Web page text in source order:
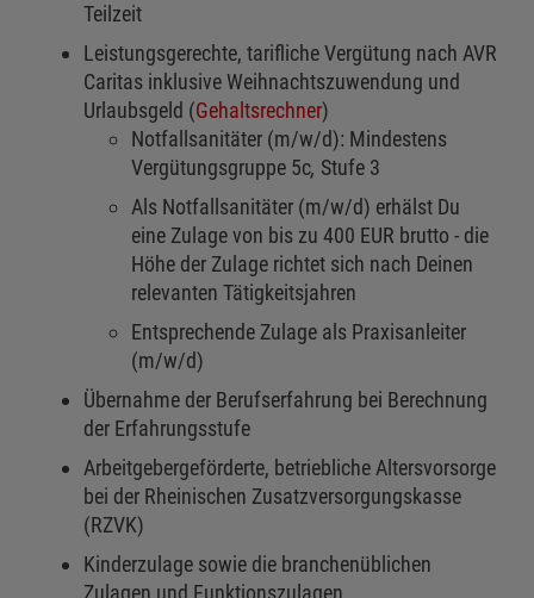
Teilzeit
Leistungsgerechte, tarifliche Vergütung nach AVR
Caritas inklusive Weihnachtszuwendung und
Urlaubsgeld (Gehaltsrechner)
Notfallsanitäter (m/w/d): Mindestens
Vergütungsgruppe 5c, Stufe 3
Als Notfallsanitäter (m/w/d) erhälst Du
eine Zulage von bis zu 400 EUR brutto - die
Höhe der Zulage richtet sich nach Deinen
relevanten Tätigkeitsjahren
Entsprechende Zulage als Praxisanleiter
(m/w/d)
Übernahme der Berufserfahrung bei Berechnung
der Erfahrungsstufe
Arbeitgebergeförderte, betriebliche Altersvorsorge
bei der Rheinischen Zusatzversorgungskasse
(RZVK)
Kinderzulage sowie die branchenüblichen
Zulagen und Funktionszulagen